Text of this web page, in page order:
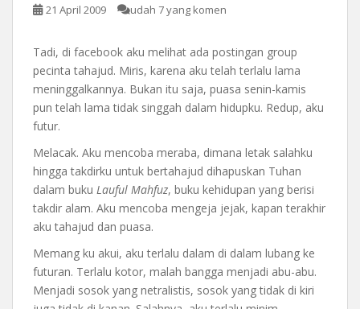
21 April 2009 udah 7 yang komen
Tadi, di facebook aku melihat ada postingan group
pecinta tahajud. Miris, karena aku telah terlalu lama
meninggalkannya. Bukan itu saja, puasa senin-kamis
pun telah lama tidak singgah dalam hidupku. Redup, aku
futur.
Melacak. Aku mencoba meraba, dimana letak salahku
hingga takdirku untuk bertahajud dihapuskan Tuhan
dalam buku Lauful Mahfuz, buku kehidupan yang berisi
takdir alam. Aku mencoba mengeja jejak, kapan terakhir
aku tahajud dan puasa.
Memang ku akui, aku terlalu dalam di dalam lubang ke
futuran. Terlalu kotor, malah bangga menjadi abu-abu.
Menjadi sosok yang netralistis, sosok yang tidak di kiri